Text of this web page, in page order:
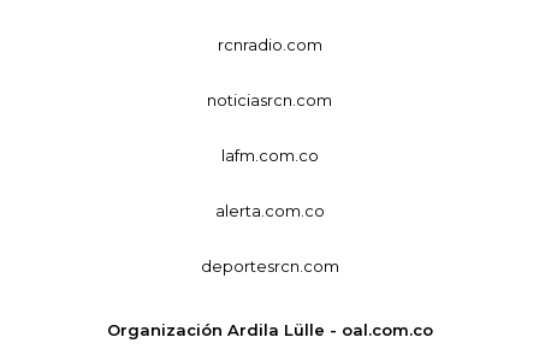
rcnradio.com
noticiasrcn.com
lafm.com.co
alerta.com.co
deportesrcn.com
Organización Ardila Lülle - oal.com.co